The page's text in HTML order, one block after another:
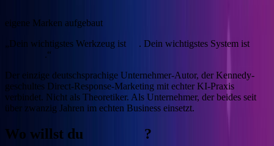
eigene Marken aufgebaut
„Dein wichtigstes Werkzeug ist
. Dein wichtigstes System ist
.“
Der einzige deutschsprachige Unternehmer-Autor, der Kennedy-
geschultes Direct-Response-Marketing mit echter KI-Praxis
verbindet. Nicht als Theoretiker. Als Unternehmer, der beides seit
über zwanzig Jahren im echten Business einsetzt.
Wo willst du ?